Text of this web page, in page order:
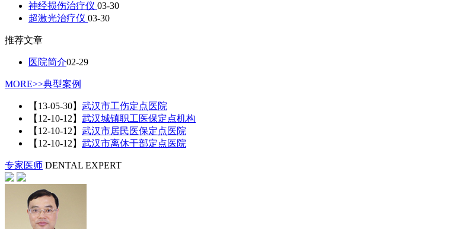
神经损伤治疗仪 03-30
超激光治疗仪 03-30
推荐文章
医院简介02-29
MORE>>典型案例
【13-05-30】 武汉市工伤定点医院
【12-10-12】 武汉城镇职工医保定点机构
【12-10-12】 武汉市居民医保定点医院
【12-10-12】 武汉市离休干部定点医院
专家医师 DENTAL EXPERT